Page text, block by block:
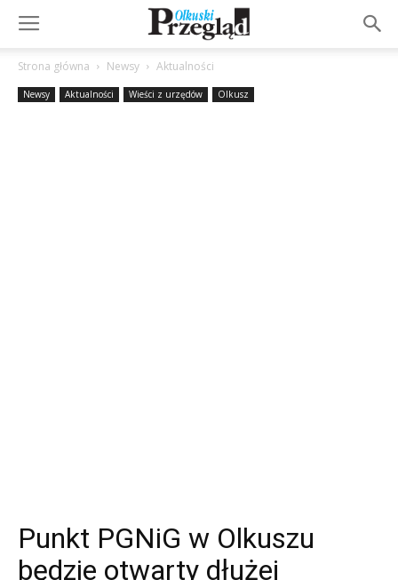
Strona główna Newsy Aktualności
Newsy Aktualności Wieści z urzędów Olkusz
Punkt PGNiG w Olkuszu
będzie otwarty dłużej